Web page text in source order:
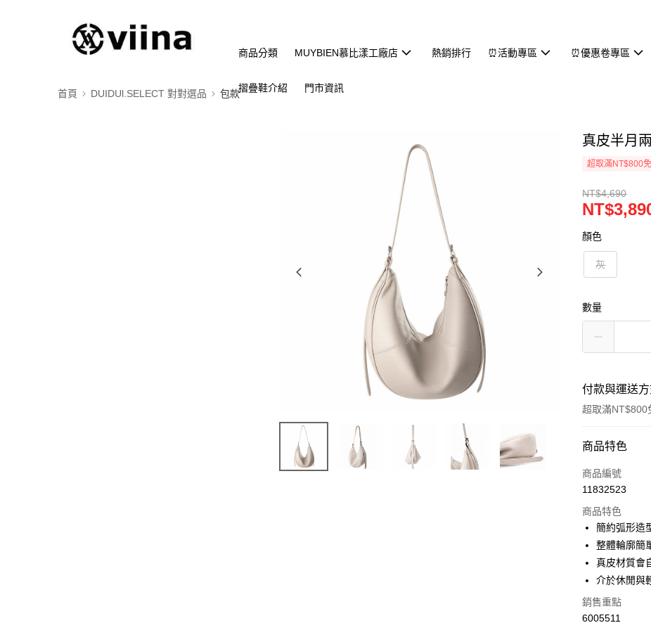
商品分類 MUYBIEN慕比漾工廠店 熱銷排行 ⏰活動專區 ⏰優惠卷專區
摺疊鞋介紹 門市資訊
首頁 DUIDUl.SELECT 對對選品 包款
真皮半月
超取滿NT$800
NT$4,690
顏色
灰
數量
付款與運送
超取滿NT$800
付款方式
信用卡一次付款
LINE Pay
Apple Pay
街口支付
悠遊付
商品特色
商品編號
11832523
商品特色
簡約弧形造
整體輪廓簡
真皮材質會
介於休閒與
銷售重點
6005511